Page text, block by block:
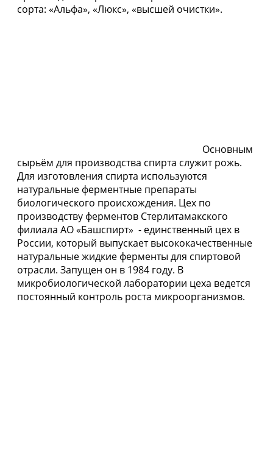
сорта: «Альфа», «Люкс», «высшей очистки».
Основным
сырьём для производства спирта служит рожь.
Для изготовления спирта используются
натуральные ферментные препараты
биологического происхождения. Цех по
производству ферментов Стерлитамакского
филиала АО «Башспирт» - единственный цех в
России, который выпускает высококачественные
натуральные жидкие ферменты для спиртовой
отрасли. Запущен он в 1984 году. В
микробиологической лаборатории цеха ведется
постоянный контроль роста микроорганизмов.